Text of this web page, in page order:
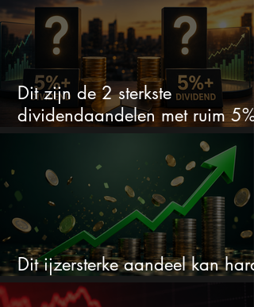
Dit zijn de 2 sterkste
dividendaandelen met ruim 5%
Dit ijzersterke aandeel kan hard
stijgen maar bijna niemand kijkt